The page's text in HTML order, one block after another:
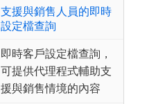
支援與銷售人員的即時
設定檔查詢
即時客戶設定檔查詢，
可提供代理程式輔助支
援與銷售情境的內容